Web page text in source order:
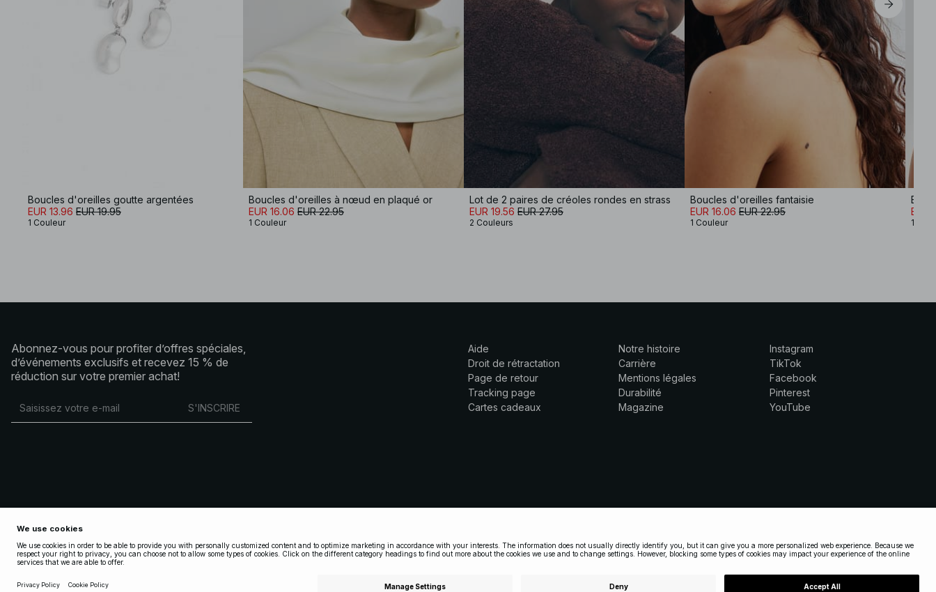
Boucles d'oreilles goutte argentées
EUR 13.96 EUR 19.95
1 Couleur
Boucles d'oreilles à nœud en plaqué or
EUR 16.06 EUR 22.95
1 Couleur
Lot de 2 paires de créoles rondes en strass
EUR 19.56 EUR 27.95
2 Couleurs
Boucles d'oreilles fantaisie
EUR 16.06 EUR 22.95
1 Couleur
EUR
1
Abonnez-vous pour profiter d’offres spéciales,
d’événements exclusifs et recevez 15 % de
réduction sur votre premier achat!
S'INSCRIRE
Aide
Droit de rétractation
Page de retour
Tracking page
Cartes cadeaux
Notre histoire
Carrière
Mentions légales
Durabilité
Magazine
Instagram
TikTok
Facebook
Pinterest
YouTube
Copyright 2025 Nakdcom One World AB